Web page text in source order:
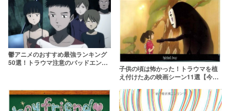
鬱アニメのおすすめ最強ランキング
50選！トラウマ注意のバッドエンド
子供の頃は怖かった！トラウマを植
え付けたあの映画シーン11選【今の